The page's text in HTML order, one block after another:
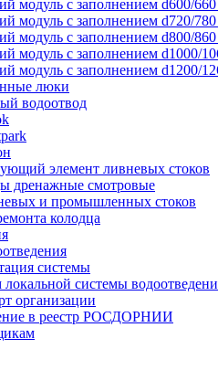
модуль с заполнением d600/
модуль с заполнением d720/
модуль с заполнением d800/
модуль с заполнением d1000/
модуль с заполнением d1200/
люки
водоотвод
элемент ливневых стоков
дренажные смотровые
и промышленных стоков
колодца
системы
системы
организации
в реестр РОСДОРНИИ